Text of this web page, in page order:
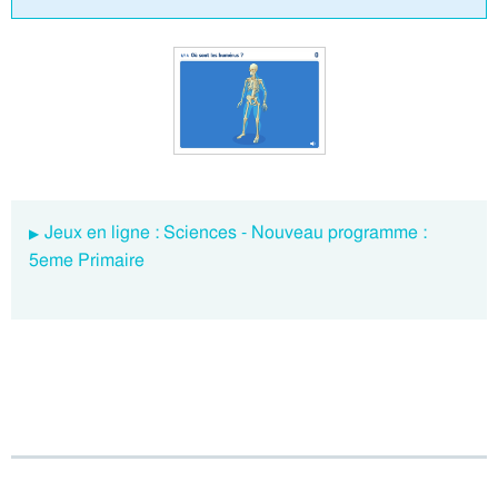
Jeux en ligne : Sciences - Nouveau programme :
5eme Primaire